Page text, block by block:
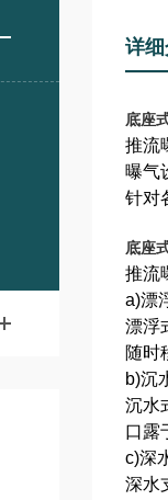
详
底座
推流
曝气
针对
底座
推流
a)漂
漂浮
随时
b)沉
沉水
口露
c)深
深水